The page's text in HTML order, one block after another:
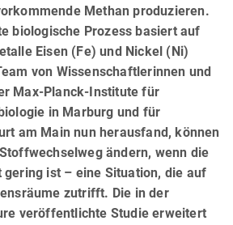
Methan produzieren.
biologische Prozess basiert auf
Eisen (Fe) und Nickel (Ni)
von Wissenschaftlerinnen und
Max-Planck-Institute für
in Marburg und für
am Main nun herausfand, können
ändern, wenn die
ist – eine Situation, die auf
zutrifft. Die in der
veröffentlichte Studie erweitert